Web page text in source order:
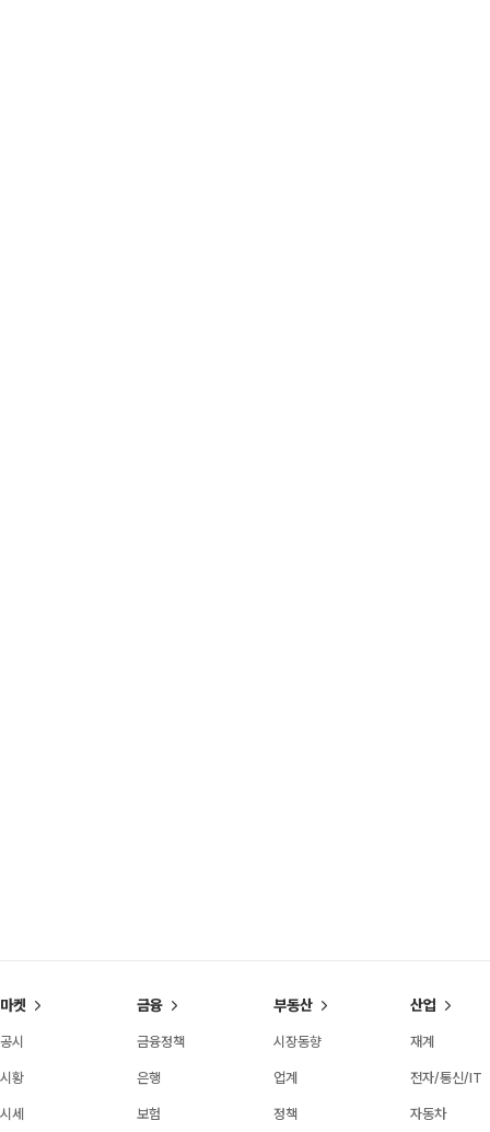
마켓
공시
시황
시세
금융
금융정책
은행
보험
부동산
시장동향
업계
정책
산업
재계
전자/통신/IT
자동차